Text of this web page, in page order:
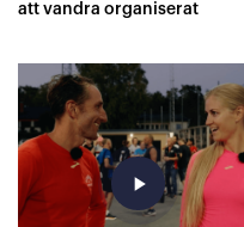
att vandra organiserat
play_arrow